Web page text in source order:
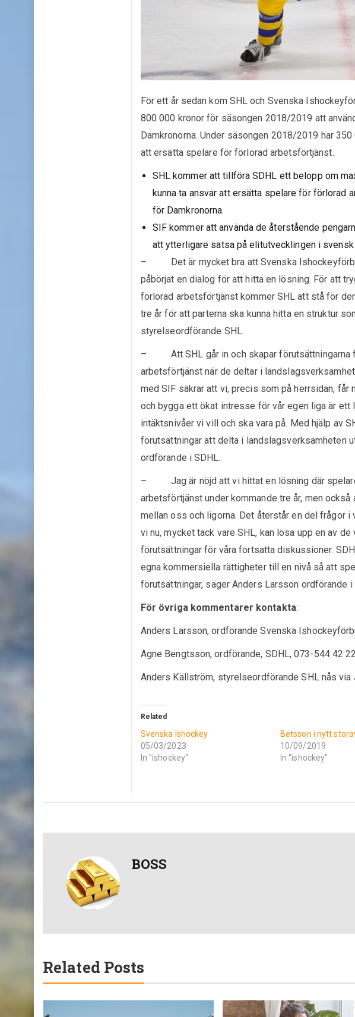
För ett år sedan kom SHL och Svenska
800 000 kronor för säsongen 2018/2019 att
Damkronorna. Under säsongen 2018/2019 har
att ersätta spelare för förlorad arbetsförtjänst.
SHL kommer att tillföra SDHL ett belopp om
kunna ta ansvar att ersätta spelare för förlorad
för Damkronorna.
SIF kommer att använda de återstående
att ytterligare satsa på elitutvecklingen i svensk
– Det är mycket bra att Svenska
påbörjat en dialog för att hitta en lösning. För att
förlorad arbetsförtjänst kommer SHL att stå för
tre år för att parterna ska kunna hitta en struktur
styrelseordförande SHL.
– Att SHL går in och skapar förutsättningarna
arbetsförtjänst när de deltar i
med SIF säkrar att vi, precis som på herrsidan,
och bygga ett ökat intresse för vår egen liga är ett
intäktsnivåer vi vill och ska vara på. Med hjälp av
förutsättningar att delta i landslagsverksamheten
ordförande i SDHL.
– Jag är nöjd att vi hittat en lösning där
arbetsförtjänst under kommande tre år, men
mellan oss och ligorna. Det återstår en del frågor
vi nu, mycket tack vare SHL, kan lösa upp en av
förutsättningar för våra fortsatta diskussioner.
egna kommersiella rättigheter till en nivå så att
förutsättningar, säger Anders Larsson ordförande
För övriga kommentarer kontakta:
Anders Larsson, ordförande Svenska
Agne Bengtsson, ordförande, SDHL, 073-544 42 22
Anders Källström, styrelseordförande SHL nås
Related
Svenska Ishockey
05/03/2023
In "ishockey"
Betsson i nytt
10/09/2019
In "ishockey"
BOSS
Related Posts